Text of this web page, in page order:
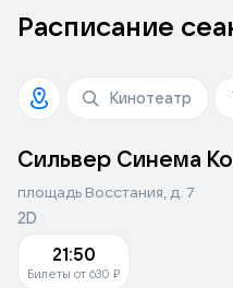
Расписание
Сильвер Синема
площадь Восстания, д. 7
2D
21:50
Билеты от 630 ₽